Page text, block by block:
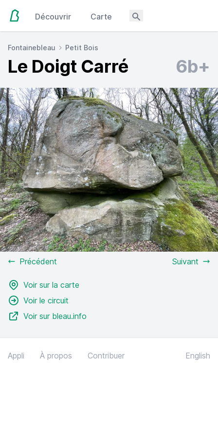
Découvrir Carte
Fontainebleau Petit Bois
Le Doigt Carré 6b+
Précédent Suivant
Voir sur la carte
Voir le circuit
Voir sur bleau.info
Appli À propos Contribuer English